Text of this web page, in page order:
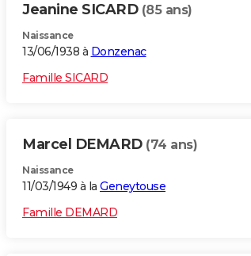
Jeanine SICARD (85 ans)
Naissance
13/06/1938 à Donzenac
Famille SICARD
Marcel DEMARD (74 ans)
Naissance
11/03/1949 à la Geneytouse
Famille DEMARD